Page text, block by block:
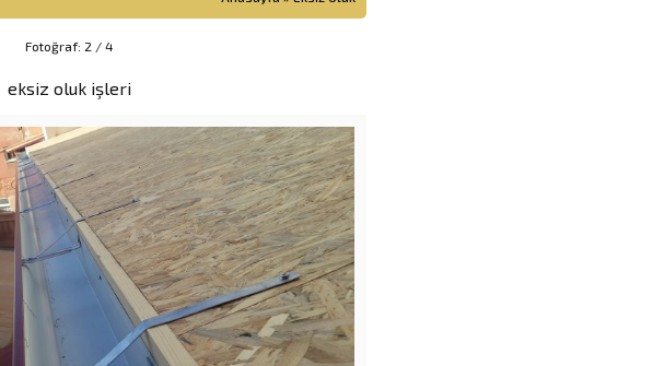
Fotoğraf: 2 / 4
eksiz oluk işleri